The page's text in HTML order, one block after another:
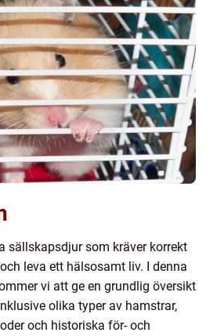
sällskapsdjur som kräver korrekt
leva ett hälsosamt liv. I denna
vi att ge en grundlig översikt
olika typer av hamstrar,
och historiska för- och